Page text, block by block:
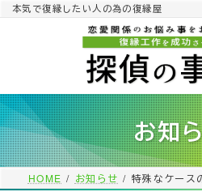
へ
ス
キ
ッ
プ
ョ
ン
に
移
動
本気で復縁したい人の為の復縁屋
お知
HOME お知らせ 特殊なケース